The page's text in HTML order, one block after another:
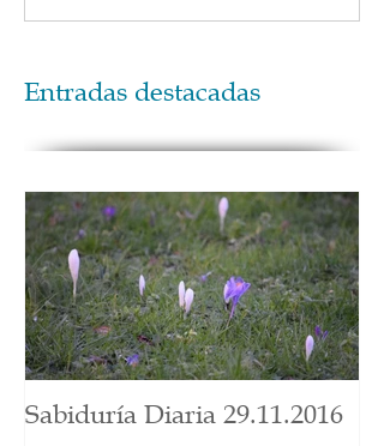
Entradas destacadas
Sabiduría Diaria 29.11.2016